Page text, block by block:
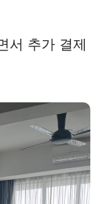
서 추가 결제